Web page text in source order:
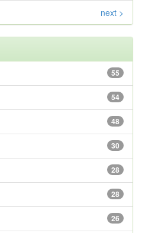
next >
55
54
48
30
28
28
26